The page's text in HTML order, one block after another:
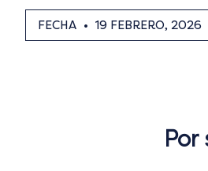
FECHA • 19 FEBRERO, 2026